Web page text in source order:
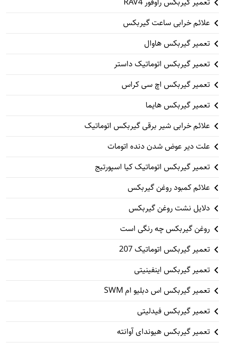
علائم خرابی ساعت گیربکس
تعمیر گیربکس هاوال
تعمیر گیربکس اتوماتیک داستر
تعمیر گیربکس اچ سی کراس
تعمیر گیربکس هایما
علائم خرابی شیر برقی گیربکس اتوماتیک
علت دیر عوض شدن دنده اتومات
تعمیر گیربکس اتوماتیک کیا اسپورتیج
علائم کمبود روغن گیربکس
دلایل نشت روغن گیربکس
روغن گیربکس چه رنگی است
تعمیر گیربکس اتوماتیک 207
تعمیر گیربکس اینفینیتی
تعمیر گیربکس اس دبلیو ام SWM
تعمیر گیربکس فیدلیتی
تعمیر گیربکس هیوندای آوانته